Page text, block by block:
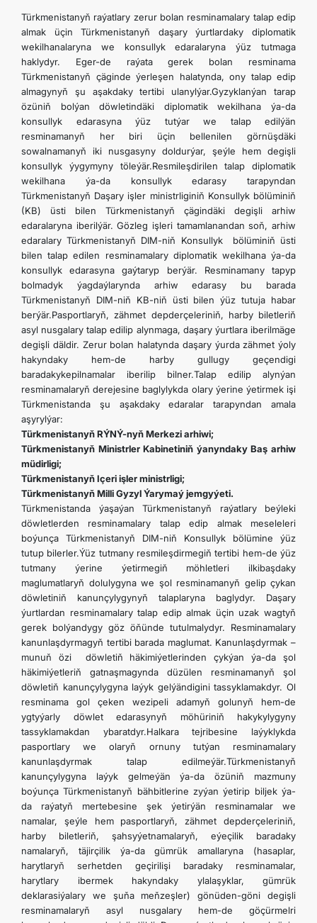
Türkmenistanyň raýatlary zerur bolan resminamalary talap edip
almak üçin Türkmenistanyň daşary ýurtlardaky diplomatik
wekilhanalaryna we konsullyk edaralaryna ýüz tutmaga
haklydyr. Eger-de raýata gerek bolan resminama
Türkmenistanyň çäginde ýerleşen halatynda, ony talap edip
almagynyň şu aşakdaky tertibi ulanylýar.Gyzyklanýan tarap
özüniň bolýan döwletindäki diplomatik wekilhana ýa-da
konsullyk edarasyna ýüz tutýar we talap edilýän
resminamanyň her biri üçin bellenilen görnüşdäki
sowalnamanyň iki nusgasyny doldurýar, şeýle hem degişli
konsullyk ýygymyny töleýär.Resmileşdirilen talap diplomatik
wekilhana ýa-da konsullyk edarasy tarapyndan
Türkmenistanyň Daşary işler ministrliginiň Konsullyk bölüminiň
(KB) üsti bilen Türkmenistanyň çägindäki degişli arhiw
edaralaryna iberilýär. Gözleg işleri tamamlanandan soň, arhiw
edaralary Türkmenistanyň DIM-niň Konsullyk bölüminiň üsti
bilen talap edilen resminamalary diplomatik wekilhana ýa-da
konsullyk edarasyna gaýtaryp berýär. Resminamany tapyp
bolmadyk ýagdaýlarynda arhiw edarasy bu barada
Türkmenistanyň DIM-niň KB-niň üsti bilen ýüz tutuja habar
berýär.Pasportlaryň, zähmet depderçeleriniň, harby biletleriň
asyl nusgalary talap edilip alynmaga, daşary ýurtlara iberilmäge
degişli däldir. Zerur bolan halatynda daşary ýurda zähmet ýoly
hakyndaky hem-de harby gullugy geçendigi
baradakykepilnamalar iberilip bilner.Talap edilip alynýan
resminamalaryň derejesine baglylykda olary ýerine ýetirmek işi
Türkmenistanda şu aşakdaky edaralar tarapyndan amala
aşyrylýar:
Türkmenistanyň RÝNÝ-nyň Merkezi arhiwi;
Türkmenistanyň Ministrler Kabinetiniň ýanyndaky Baş arhiw
müdirligi;
Türkmenistanyň Içeri işler ministrligi;
Türkmenistanyň Milli Gyzyl Ýarymaý jemgyýeti.
Türkmenistanda ýaşaýan Türkmenistanyň raýatlary beýleki
döwletlerden resminamalary talap edip almak meseleleri
boýunça Türkmenistanyň DIM-niň Konsullyk bölümine ýüz
tutup bilerler.Ýüz tutmany resmileşdirmegiň tertibi hem-de ýüz
tutmany ýerine ýetirmegiň möhletleri ilkibaşdaky
maglumatlaryň dolulygyna we şol resminamanyň gelip çykan
döwletiniň kanunçylygynyň talaplaryna baglydyr. Daşary
ýurtlardan resminamalary talap edip almak üçin uzak wagtyň
gerek bolýandygy göz öňünde tutulmalydyr. Resminamalary
kanunlaşdyrmagyň tertibi barada maglumat. Kanunlaşdyrmak –
munuň özi döwletiň häkimiýetlerinden çykýan ýa-da şol
häkimiýetleriň gatnaşmagynda düzülen resminamanyň şol
döwletiň kanunçylygyna laýyk gelýändigini tassyklamakdyr. Ol
resminama gol çeken wezipeli adamyň golunyň hem-de
ygtyýarly döwlet edarasynyň möhüriniň hakykylygyny
tassyklamakdan ybaratdyr.Halkara tejribesine laýyklykda
pasportlary we olaryň ornuny tutýan resminamalary
kanunlaşdyrmak talap edilmeýär.Türkmenistanyň
kanunçylygyna laýyk gelmeýän ýa-da özüniň mazmuny
boýunça Türkmenistanyň bähbitlerine zyýan ýetirip biljek ýa-
da raýatyň mertebesine şek ýetirýän resminamalar we
namalar, şeýle hem pasportlaryň, zähmet depderçeleriniň,
harby biletleriň, şahsyýetnamalaryň, eýeçilik baradaky
namalaryň, täjirçilik ýa-da gümrük amallaryna (hasaplar,
harytlaryň serhetden geçirilişi baradaky resminamalar,
harytlary ibermek hakyndaky ylalaşyklar, gümrük
deklarasiýalary we şuňa meňzeşler) gönüden-göni degişli
resminamalaryň asyl nusgalary hem-de göçürmelri